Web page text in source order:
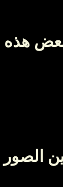
هذه
الصور